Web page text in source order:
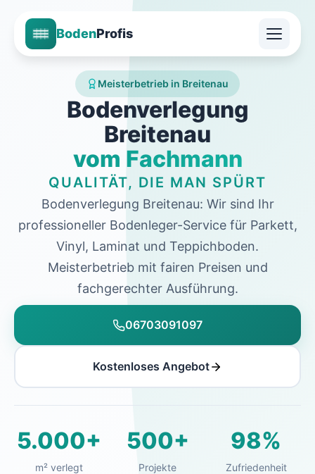
BodenProfis
Meisterbetrieb in Breitenau
Bodenverlegung
Breitenau
vom Fachmann
QUALITÄT, DIE MAN SPÜRT
Bodenverlegung Breitenau: Wir sind Ihr
professioneller Bodenleger-Service für Parkett,
Vinyl, Laminat und Teppichboden.
Meisterbetrieb mit fairen Preisen und
fachgerechter Ausführung.
06703091097
Kostenloses Angebot
5.000+
m² verlegt
500+
Projekte
98%
Zufriedenheit